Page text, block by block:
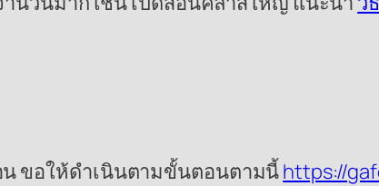
น ขอให้ดำเนินตามขั้นตอนตามนี้https://